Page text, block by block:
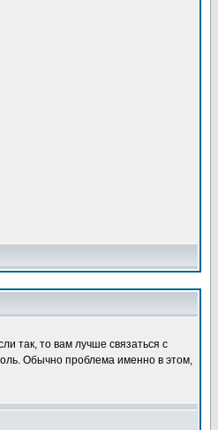
так, то вам лучше связаться с
Обычно проблема именно в этом,